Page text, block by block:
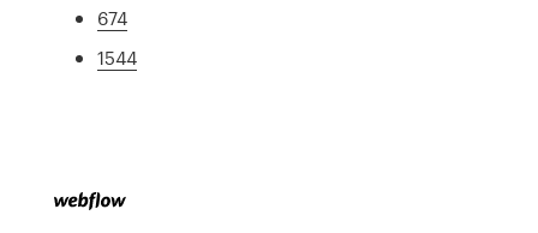
674
1544